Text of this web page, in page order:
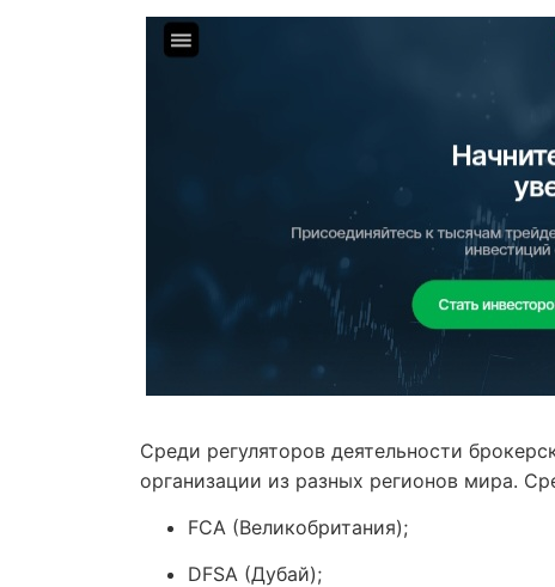
Среди регуляторов деятельности
организации из разных регионов мира.
FCA (Великобритания);
DFSA (Дубай);